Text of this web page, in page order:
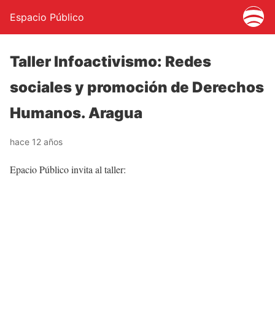
Espacio Público
Taller Infoactivismo: Redes
sociales y promoción de Derechos
Humanos. Aragua
hace 12 años
Epacio Público invita al taller: